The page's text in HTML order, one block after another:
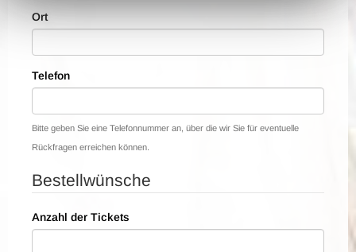
Ort
Telefon
Bitte geben Sie eine Telefonnummer an, über die wir Sie für eventuelle
Rückfragen erreichen können.
Bestellwünsche
Anzahl der Tickets